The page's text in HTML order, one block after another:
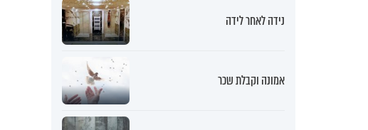
נידה לאחר לידה
אמונה וקבלת שכר